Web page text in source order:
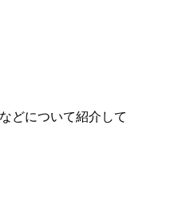
どについて紹介して